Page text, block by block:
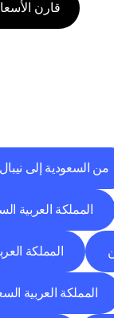
قارن
من السعودية إلى نيبال
المملكة العربية
المملكة
المملكة العربية